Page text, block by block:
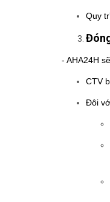
Quy
- AHA24H
CTV
Đôi